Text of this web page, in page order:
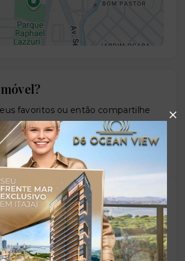
favoritos ou então compartilhe
WhatsApp:
- Corretor de Imóveis
- 42643f